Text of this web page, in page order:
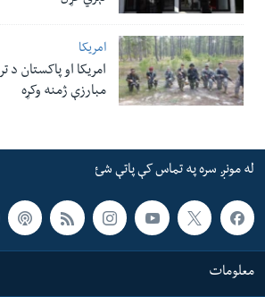
امریکا
امریکا او پاکستان
مبارزې ژمنه وکړه
له مونږ سره په تماس کې پاتې شئ
معلومات